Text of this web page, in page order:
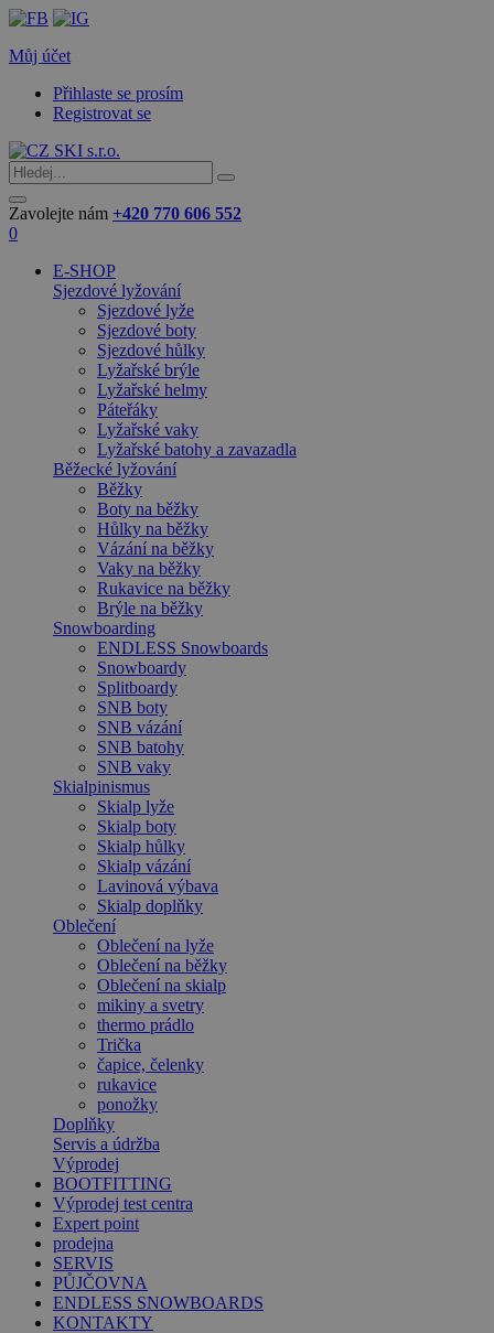
Můj účet
Přihlaste se prosím
Registrovat se
Zavolejte nám +420 770 606 552
0
E-SHOP
Sjezdové lyžování
Sjezdové lyže
Sjezdové boty
Sjezdové hůlky
Lyžařské brýle
Lyžařské helmy
Páteřáky
Lyžařské vaky
Lyžařské batohy a zavazadla
Běžecké lyžování
Běžky
Boty na běžky
Hůlky na běžky
Vázání na běžky
Vaky na běžky
Rukavice na běžky
Brýle na běžky
Snowboarding
ENDLESS Snowboards
Snowboardy
Splitboardy
SNB boty
SNB vázání
SNB batohy
SNB vaky
Skialpinismus
Skialp lyže
Skialp boty
Skialp hůlky
Skialp vázání
Lavinová výbava
Skialp doplňky
Oblečení
Oblečení na lyže
Oblečení na běžky
Oblečení na skialp
mikiny a svetry
thermo prádlo
Trička
čapice, čelenky
rukavice
ponožky
Doplňky
Servis a údržba
Výprodej
BOOTFITTING
Výprodej test centra
Expert point
prodejna
SERVIS
PŮJČOVNA
ENDLESS SNOWBOARDS
KONTAKTY